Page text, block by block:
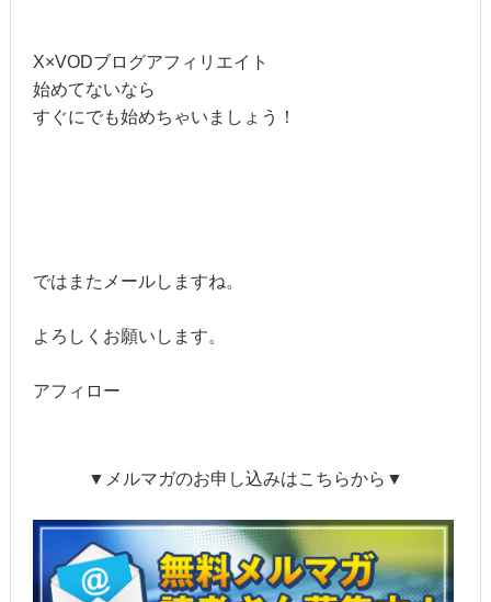
X×VODブログアフィリエイト
始めてないなら
すぐにでも始めちゃいましょう！
ではまたメールしますね。
よろしくお願いします。
アフィロー
▼メルマガのお申し込みはこちらから▼